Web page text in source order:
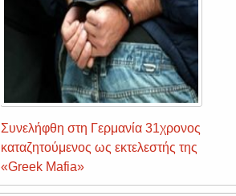
Συνελήφθη στη Γερμανία 31χρονος
καταζητούμενος ως εκτελεστής της
«Greek Mafia»